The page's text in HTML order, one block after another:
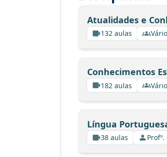
Atualidades e
132 aulas
Conhecimentos
182 aulas
Língua
38 aulas